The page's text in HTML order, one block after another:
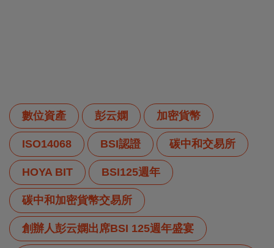
數位資產 彭云嫻 加密貨幣
ISO14068 BSI認證 碳中和交易所
HOYA BIT BSI125週年
碳中和加密貨幣交易所
創辦人彭云嫻出席BSI 125週年盛宴